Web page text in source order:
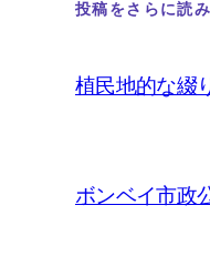
投稿をさらに読
植民地的な綴
ボンベイ市政